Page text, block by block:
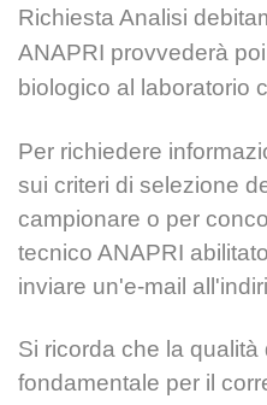
Richiesta Analisi
ANAPRI provvederà
biologico al laboratorio
Per richiedere
sui criteri di selezione
campionare o per
tecnico ANAPRI
inviare un'e-mail
Si ricorda che la qualità
fondamentale per il